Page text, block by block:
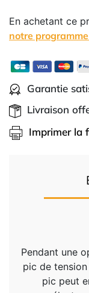
En achetant ce
notre
Garantie
Livraison
Imprimer la
Pendant une
pic de
pic peut